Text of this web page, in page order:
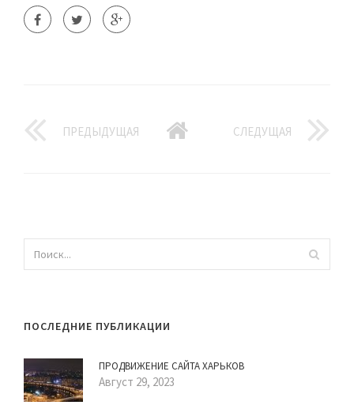
ПРЕДЫДУЩАЯ СЛЕДУЩАЯ
ПОСЛЕДНИЕ ПУБЛИКАЦИИ
ПРОДВИЖЕНИЕ САЙТА ХАРЬКОВ
Август 29, 2023